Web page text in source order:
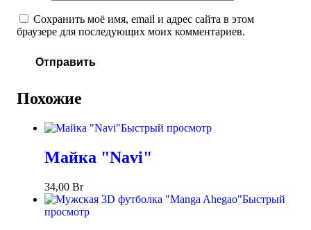
Сохранить моё имя, email и адрес сайта в этом
браузере для последующих моих комментариев.
Похожие
Быстрый просмотр
Майка "Navi"
34,00 Br
Быстрый
просмотр